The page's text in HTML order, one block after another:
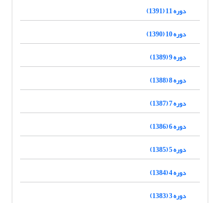
دوره 11 (1391)
دوره 10 (1390)
دوره 9 (1389)
دوره 8 (1388)
دوره 7 (1387)
دوره 6 (1386)
دوره 5 (1385)
دوره 4 (1384)
دوره 3 (1383)